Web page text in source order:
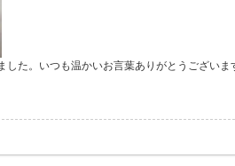
した。いつも温かいお言葉ありがとうございま